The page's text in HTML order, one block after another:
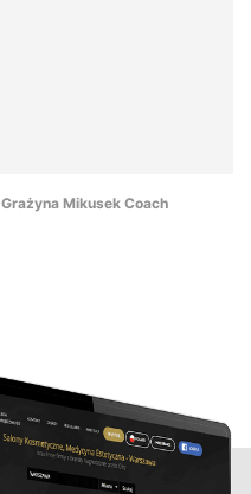
Grażyna Mikusek Coach